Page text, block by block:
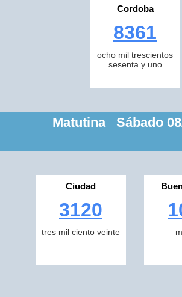
Cordoba
8361
ocho mil trescientos
sesenta y uno
Matutina Sábado
Ciudad
3120
tres mil ciento veinte